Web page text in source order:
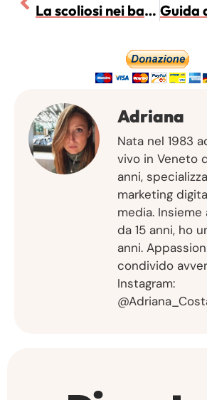
La scoliosi nei bambini: da che età iniziare il Pilates
Adriana
Nata nel 1983
vivo in Veneto
anni,
marketing
media. Insieme
da 15 anni, ho
anni.
condivido
Instagram: